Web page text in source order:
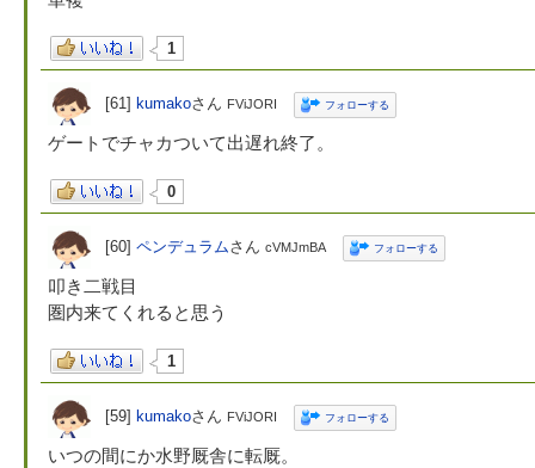
1
[61] kumakoさん FViJORI フォローする
ゲートでチャカついて出遅れ終了。
0
[60] ペンデュラムさん cVMJmBA フォローする
叩き二戦目
圏内来てくれると思う
1
[59] kumakoさん FViJORI フォローする
いつの間にか水野厩舎に転厩。